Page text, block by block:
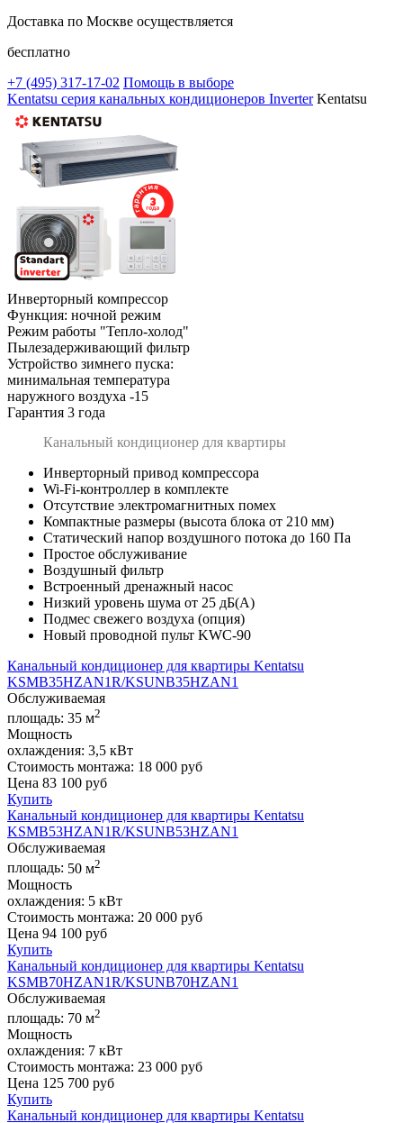
Доставка по Москве осуществляется
бесплатно
+7 (495) 317-17-02 Помощь в выборе
Kentatsu серия канальных кондиционеров Inverter Kentatsu
Инверторный компрессор
Функция: ночной режим
Режим работы "Тепло-холод"
Пылезадерживающий фильтр
Устройство зимнего пуска:
минимальная температура
наружного воздуха -15
Гарантия 3 года
Канальный кондиционер для квартиры
Инверторный привод компрессора
Wi-Fi-контроллер в комплекте
Отсутствие электромагнитных помех
Компактные размеры (высота блока от 210 мм)
Статический напор воздушного потока до 160 Па
Простое обслуживание
Воздушный фильтр
Встроенный дренажный насос
Низкий уровень шума от 25 дБ(А)
Подмес свежего воздуха (опция)
Новый проводной пульт KWC-90
Канальный кондиционер для квартиры Kentatsu
KSMB35HZAN1R/KSUNB35HZAN1
Обслуживаемая
площадь: 35 м2
Мощность
охлаждения: 3,5 кВт
Стоимость монтажа: 18 000 руб
Цена 83 100 руб
Купить
Канальный кондиционер для квартиры Kentatsu
KSMB53HZAN1R/KSUNB53HZAN1
Обслуживаемая
площадь: 50 м2
Мощность
охлаждения: 5 кВт
Стоимость монтажа: 20 000 руб
Цена 94 100 руб
Купить
Канальный кондиционер для квартиры Kentatsu
KSMB70HZAN1R/KSUNB70HZAN1
Обслуживаемая
площадь: 70 м2
Мощность
охлаждения: 7 кВт
Стоимость монтажа: 23 000 руб
Цена 125 700 руб
Купить
Канальный кондиционер для квартиры Kentatsu